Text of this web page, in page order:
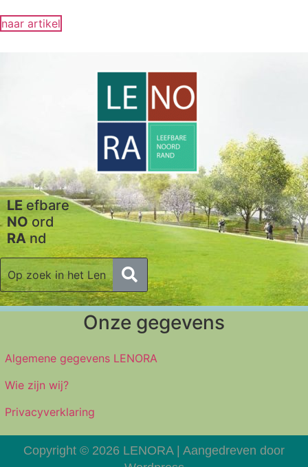
naar artikel
LEefbare
NOord
RA nd
Onze gegevens
Algemene gegevens LENORA
Wie zijn wij?
Privacyverklaring
Copyright © 2026 LENORA | Aangedreven door